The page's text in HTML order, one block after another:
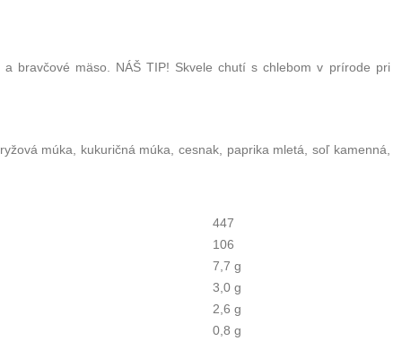
bravčové mäso. NÁŠ TIP! Skvele chutí s chlebom v prírode pri
múka, kukuričná múka, cesnak, paprika mletá, soľ kamenná,
447
106
7,7 g
3,0 g
2,6 g
0,8 g